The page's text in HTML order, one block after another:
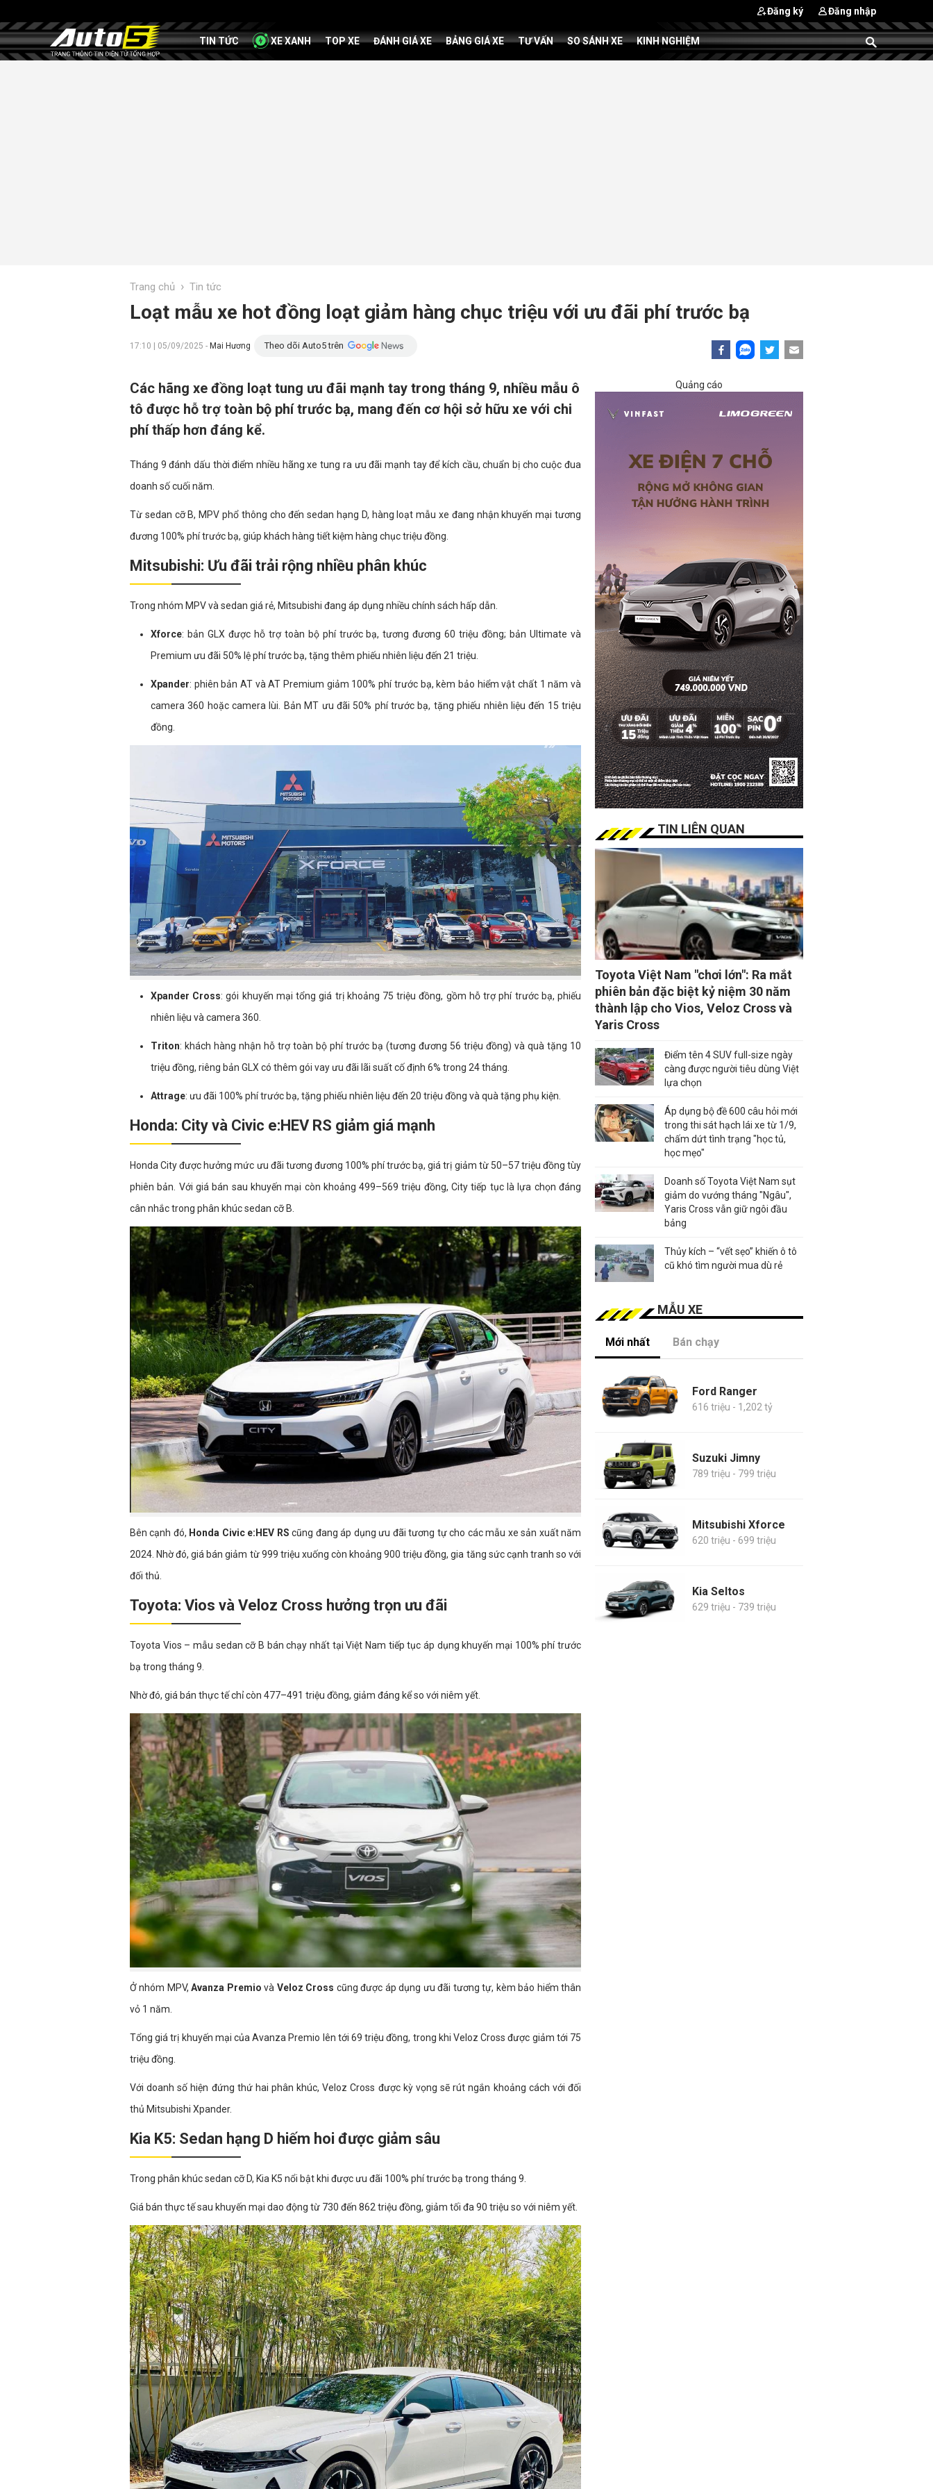
Đăng ký Đăng nhập
TIN TỨC XE XANH TOP XE ĐÁNH GIÁ XE BẢNG GIÁ XE TƯ VẤN SO SÁNH XE KINH NGHIỆM
Trang chủ › Tin tức
Loạt mẫu xe hot đồng loạt giảm hàng chục triệu với ưu đãi phí trước bạ
17:10 | 05/09/2025 - Mai Hương Theo dõi Auto5 trên
Các hãng xe đồng loạt tung ưu đãi mạnh tay trong tháng 9, nhiều mẫu ô
tô được hỗ trợ toàn bộ phí trước bạ, mang đến cơ hội sở hữu xe với chi
phí thấp hơn đáng kể.
Tháng 9 đánh dấu thời điểm nhiều hãng xe tung ra ưu đãi mạnh tay để kích cầu, chuẩn bị cho cuộc đua
doanh số cuối năm.
Từ sedan cỡ B, MPV phổ thông cho đến sedan hạng D, hàng loạt mẫu xe đang nhận khuyến mại tương
đương 100% phí trước bạ, giúp khách hàng tiết kiệm hàng chục triệu đồng.
Mitsubishi: Ưu đãi trải rộng nhiều phân khúc
Trong nhóm MPV và sedan giá rẻ, Mitsubishi đang áp dụng nhiều chính sách hấp dẫn.
Xforce: bản GLX được hỗ trợ toàn bộ phí trước bạ, tương đương 60 triệu đồng; bản Ultimate và
Premium ưu đãi 50% lệ phí trước bạ, tặng thêm phiếu nhiên liệu đến 21 triệu.
Xpander: phiên bản AT và AT Premium giảm 100% phí trước bạ, kèm bảo hiểm vật chất 1 năm và
camera 360 hoặc camera lùi. Bản MT ưu đãi 50% phí trước bạ, tặng phiếu nhiên liệu đến 15 triệu
đồng.
Xpander Cross: gói khuyến mại tổng giá trị khoảng 75 triệu đồng, gồm hỗ trợ phí trước bạ, phiếu
nhiên liệu và camera 360.
Triton: khách hàng nhận hỗ trợ toàn bộ phí trước bạ (tương đương 56 triệu đồng) và quà tặng 10
triệu đồng, riêng bản GLX có thêm gói vay ưu đãi lãi suất cố định 6% trong 24 tháng.
Attrage: ưu đãi 100% phí trước bạ, tặng phiếu nhiên liệu đến 20 triệu đồng và quà tặng phụ kiện.
Honda: City và Civic e:HEV RS giảm giá mạnh
Honda City được hưởng mức ưu đãi tương đương 100% phí trước bạ, giá trị giảm từ 50–57 triệu đồng tùy
phiên bản. Với giá bán sau khuyến mại còn khoảng 499–569 triệu đồng, City tiếp tục là lựa chọn đáng
cân nhắc trong phân khúc sedan cỡ B.
Bên cạnh đó, Honda Civic e:HEV RS cũng đang áp dụng ưu đãi tương tự cho các mẫu xe sản xuất năm
2024. Nhờ đó, giá bán giảm từ 999 triệu xuống còn khoảng 900 triệu đồng, gia tăng sức cạnh tranh so với
đối thủ.
Toyota: Vios và Veloz Cross hưởng trọn ưu đãi
Toyota Vios – mẫu sedan cỡ B bán chạy nhất tại Việt Nam tiếp tục áp dụng khuyến mại 100% phí trước
bạ trong tháng 9.
Nhờ đó, giá bán thực tế chỉ còn 477–491 triệu đồng, giảm đáng kể so với niêm yết.
Ở nhóm MPV,Avanza Premio và Veloz Cross cũng được áp dụng ưu đãi tương tự, kèm bảo hiểm thân
vỏ 1 năm.
Tổng giá trị khuyến mại của Avanza Premio lên tới 69 triệu đồng, trong khi Veloz Cross được giảm tới 75
triệu đồng.
Với doanh số hiện đứng thứ hai phân khúc, Veloz Cross được kỳ vọng sẽ rút ngắn khoảng cách với đối
thủ Mitsubishi Xpander.
Kia K5: Sedan hạng D hiếm hoi được giảm sâu
Trong phân khúc sedan cỡ D, Kia K5 nổi bật khi được ưu đãi 100% phí trước bạ trong tháng 9.
Giá bán thực tế sau khuyến mại dao động từ 730 đến 862 triệu đồng, giảm tối đa 90 triệu so với niêm yết.
Quảng cáo
TIN LIÊN QUAN
Toyota Việt Nam "chơi lớn": Ra mắt
phiên bản đặc biệt kỷ niệm 30 năm
thành lập cho Vios, Veloz Cross và
Yaris Cross
Điểm tên 4 SUV full-size ngày
càng được người tiêu dùng Việt
lựa chọn
Áp dụng bộ đề 600 câu hỏi mới
trong thi sát hạch lái xe từ 1/9,
chấm dứt tình trạng "học tủ,
học mẹo"
Doanh số Toyota Việt Nam sụt
giảm do vướng tháng "Ngâu",
Yaris Cross vẫn giữ ngôi đầu
bảng
Thủy kích – “vết sẹo” khiến ô tô
cũ khó tìm người mua dù rẻ
MẪU XE
Mới nhất Bán chạy
Ford Ranger
616 triệu - 1,202 tỷ
Suzuki Jimny
789 triệu - 799 triệu
Mitsubishi Xforce
620 triệu - 699 triệu
Kia Seltos
629 triệu - 739 triệu